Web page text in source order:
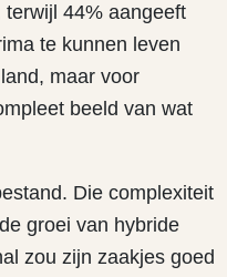
44% aangeeft
te kunnen leven
maar voor
beeld van wat
Die complexiteit
groei van hybride
zou zijn zaakjes goed